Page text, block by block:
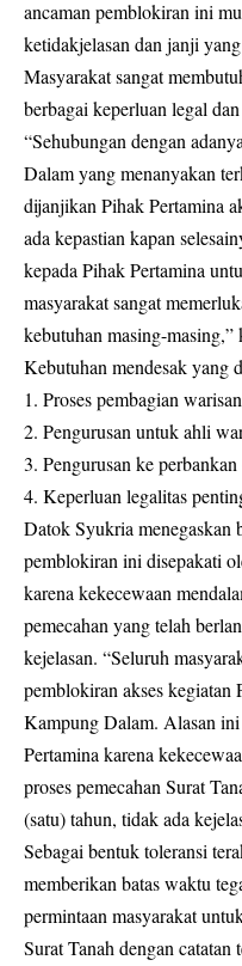
ancaman pemblokiran ini
ketidakjelasan dan janji
Masyarakat sangat
berbagai keperluan legal
“Sehubungan dengan
Dalam yang menanyakan
dijanjikan Pihak Pertamina
ada kepastian kapan
kepada Pihak Pertamina
masyarakat sangat
kebutuhan masing-
Kebutuhan mendesak yang
1. Proses pembagian
2. Pengurusan untuk ahli
3. Pengurusan ke
4. Keperluan legalitas
Datok Syukria menegaskan
pemblokiran ini disepakati
karena kekecewaan
pemecahan yang telah
kejelasan. “Seluruh
pemblokiran akses kegiatan
Kampung Dalam. Alasan
Pertamina karena
proses pemecahan Surat
(satu) tahun, tidak ada
Sebagai bentuk toleransi
memberikan batas waktu
permintaan masyarakat
Surat Tanah dengan catatan